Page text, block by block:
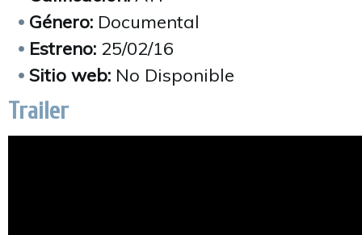
Género: Documental
Estreno: 25/02/16
Sitio web: No Disponible
Trailer